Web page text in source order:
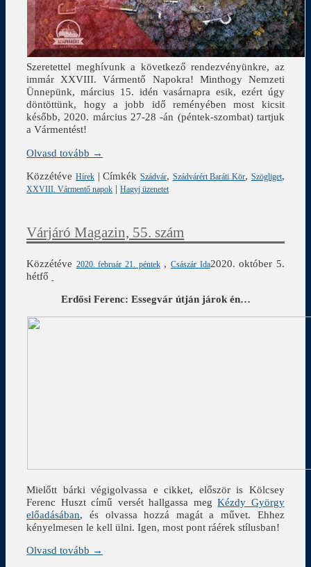
Szeretettel meghívunk a következő rendezvényünkre, az
immár XXVIII. Vármentő Napokra! Minthogy Nemzeti
Ünnepünk, március 15. idén vasárnapra esik, ezért úgy
döntöttünk, hogy a jobb idő reményében most kicsit
később, 2020. március 27-28 -án (péntek-szombat) tartjuk
a Vármentést!
Olvasd tovább →
Közzétéve Hírek|Címkék Szádvár, Szádvárért Baráti Kör, Szögliget,
XXVIII. Vármentő napok |Hagyj üzenetet
Várjáró Magazin, 55. szám
Közzétéve 2020. február 21. péntek , Császár Ida2020. október 5.
hétfő
Erdősi Ferenc: Essegvár útján járok én…
Mielőtt bárki végigolvassa e cikket, először is Kölcsey
Ferenc Huszt című versét hallgassa megKézdy György
előadásában, és olvassa hozzá magát a művet. Ehhez
kényelmesen le kell ülni. Igen, most pont ráérek stílusban!
Olvasd tovább →